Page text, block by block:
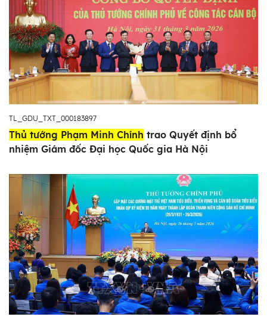
TL_GDU_TXT_000183897
Thủ tướng Phạm Minh Chính trao Quyết định bổ
nhiệm Giám đốc Đại học Quốc gia Hà Nội